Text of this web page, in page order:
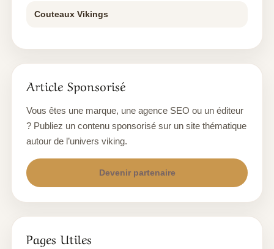
Couteaux Vikings
Article Sponsorisé
Vous êtes une marque, une agence SEO ou un éditeur
? Publiez un contenu sponsorisé sur un site thématique
autour de l’univers viking.
Devenir partenaire
Pages Utiles